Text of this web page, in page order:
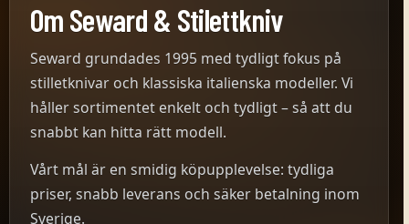
Om Seward & Stilettkniv
Seward grundades 1995 med tydligt fokus på
stilletknivar och klassiska italienska modeller. Vi
håller sortimentet enkelt och tydligt – så att du
snabbt kan hitta rätt modell.
Vårt mål är en smidig köpupplevelse: tydliga
priser, snabb leverans och säker betalning inom
Sverige.